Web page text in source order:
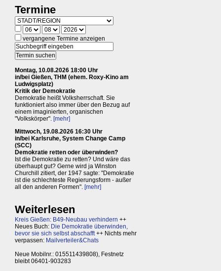
Termine
vergangene Termine anzeigen
Montag, 10.08.2026 18:00 Uhr
in/bei Gießen, THM (ehem. Roxy-Kino am
Ludwigsplatz)
Kritik der Demokratie
Demokratie heißt Volksherrschaft. Sie
funktioniert also immer über den Bezug auf
einem imaginierten, organischen
"Volkskörper". [mehr]
Mittwoch, 19.08.2026 16:30 Uhr
in/bei Karlsruhe, System Change Camp
(SCC)
Demokratie retten oder überwinden?
Ist die Demokratie zu retten? Und wäre das
überhaupt gut? Gerne wird ja Winston
Churchill zitiert, der 1947 sagte: "Demokratie
ist die schlechteste Regierungsform - außer
all den anderen Formen". [mehr]
Weiterlesen
Kreis Gießen: B49-Neubau verhindern ++
Neues Buch: Die Demokratie überwinden,
bevor sie sich selbst abschafft++ Nichts mehr
verpassen: Mailverteiler&Chats
Neue Mobilnr.: 015511439808), Festnetz
bleibt 06401-903283